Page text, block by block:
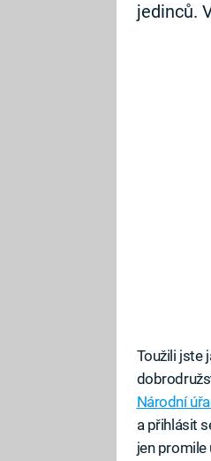
jedinců.
Toužili jste
Národní
a přihlásit
jen promile